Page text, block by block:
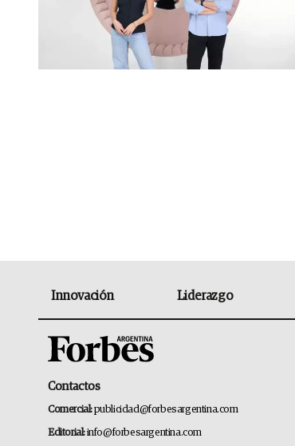
Innovación Liderazgo
Contactos
Comercial:publicidad@forbesargentina.com
Editorial:info@forbesargentina.com